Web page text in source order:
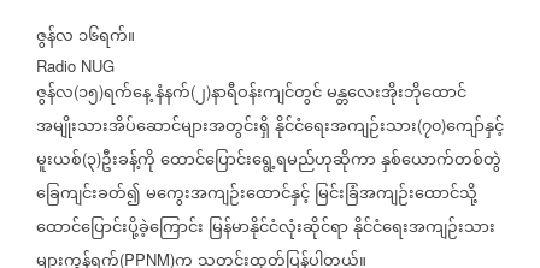
ဇွန်လ ၁၆ရက်။
Radio NUG
ဇွန်လ(၁၅)ရက်နေ့နံနက်(၂)နာရီဝန်းကျင်တွင်မန္တလေးအိုးဘိုထောင်
အမျိုးသားအိပ်ဆောင်များအတွင်းရှိနိုင်ငံရေးအကျဉ်းသား(၇၀)ကျော်နှင့်
မူးယစ်(၃)ဦးခန့်ကိုထောင်ပြောင်းရွေ့ရမည်ဟုဆိုကာနှစ်ယောက်တစ်တွဲ
ခြေကျင်းခတ်၍မကွေးအကျဉ်းထောင်နှင့်မြင်းခြံအကျဉ်းထောင်သို့
ထောင်ပြောင်းပို့ခဲ့ကြောင်း မြန်မာနိုင်ငံလုံးဆိုင်ရာနိုင်ငံရေးအကျဉ်းသား
(PPNM)